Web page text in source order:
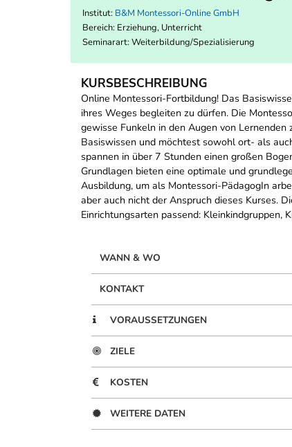
Institut: B&M Montessori-Online GmbH
Bereich: Erziehung, Unterricht
Seminarart: Weiterbildung/Spezialisierung
KURSBESCHREIBUNG
Online Montessori-Fortbildung! Das
ihres Weges begleiten zu dürfen. Die
gewisse Funkeln in den Augen von
Basiswissen und möchtest sowohl ort- als
spannen in über 7 Stunden einen großen
Grundlagen bieten eine optimale und
Ausbildung, um als Montessori-PädagogIn
aber auch nicht der Anspruch dieses Kurses.
Einrichtungsarten passend: Kleinkindgruppen,
WANN & WO
KONTAKT
VORAUSSETZUNGEN
ZIELE
KOSTEN
WEITERE DATEN